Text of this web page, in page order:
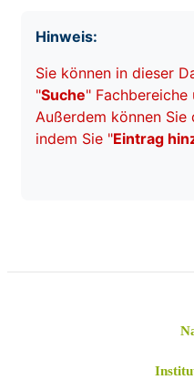
Hinweis:
Sie können in dieser
"Suche"
Außerdem können Sie
indem Sie "Eintrag